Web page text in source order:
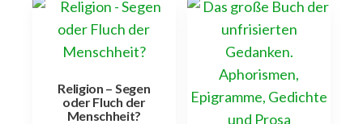
Religion – Segen
oder Fluch der
Menschheit?